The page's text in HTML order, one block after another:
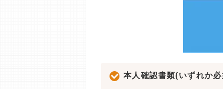
本人確認書類(いずれか